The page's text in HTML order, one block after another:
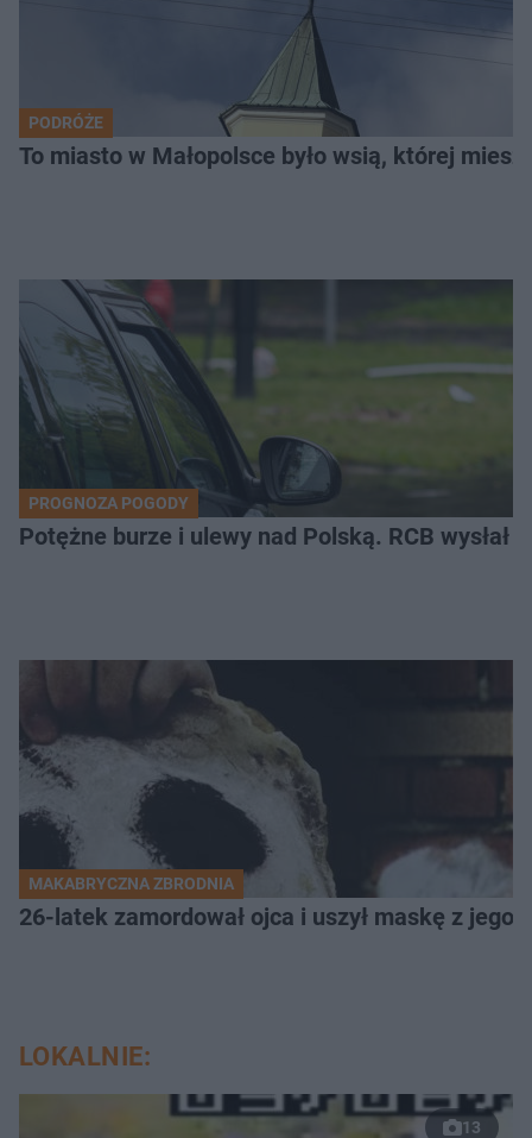
PODRÓŻE
To miasto w Małopolsce było wsią, której
PROGNOZA POGODY
Potężne burze i ulewy nad Polską. RCB
MAKABRYCZNA ZBRODNIA
26-latek zamordował ojca i uszył maskę z
LOKALNIE:
13